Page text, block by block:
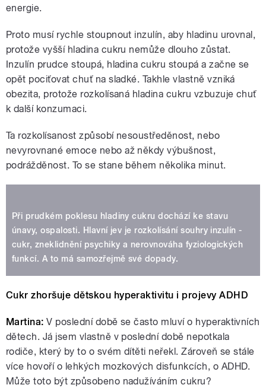
energie.
Proto musí rychle stoupnout inzulín, aby hladinu urovnal,
protože vyšší hladina cukru nemůže dlouho zůstat.
Inzulín prudce stoupá, hladina cukru stoupá a začne se
opět pociťovat chuť na sladké. Takhle vlastně vzniká
obezita, protože rozkolísaná hladina cukru vzbuzuje chuť
k další konzumaci.
Ta rozkolísanost způsobí nesoustředěnost, nebo
nevyrovnané emoce nebo až někdy výbušnost,
podrážděnost. To se stane během několika minut.
Při prudkém poklesu hladiny cukru dochází ke stavu
únavy, ospalosti. Hlavní jev je rozkolísání souhry inzulín -
cukr, zneklidnění psychiky a nerovnováha fyziologických
funkcí. A to má samozřejmě své dopady.
Cukr zhoršuje dětskou hyperaktivitu i projevy ADHD
Martina: V poslední době se často mluví o hyperaktivních
dětech. Já jsem vlastně v poslední době nepotkala
rodiče, který by to o svém dítěti neřekl. Zároveň se stále
více hovoří o lehkých mozkových disfunkcích, o ADHD.
Může toto být způsobeno nadužíváním cukru?